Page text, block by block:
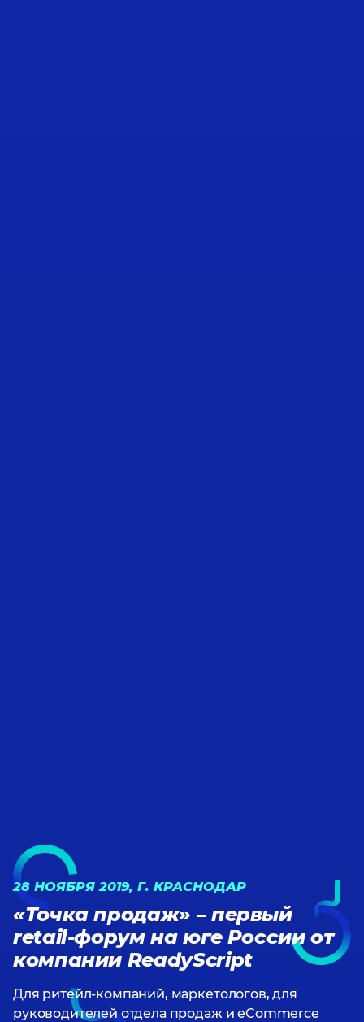
28 НОЯБРЯ 2019, Г. КРАСНОДАР
«Точка продаж» – первый
retail-форум на юге России от
компании ReadyScript
Для ритейл-компаний, маркетологов, для
руководителей отдела продаж и eCommerce